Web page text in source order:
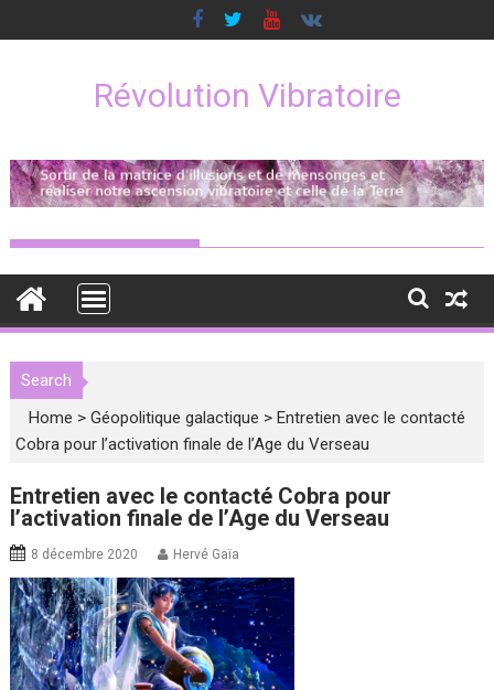
to
Révolution Vibratoire
Search
Home >Géopolitique galactique >Entretien avec le contacté
Cobra pour l’activation finale de l’Age du Verseau
Entretien avec le contacté Cobra pour
l’activation finale de l’Age du Verseau
8 décembre 2020 Hervé Gaïa